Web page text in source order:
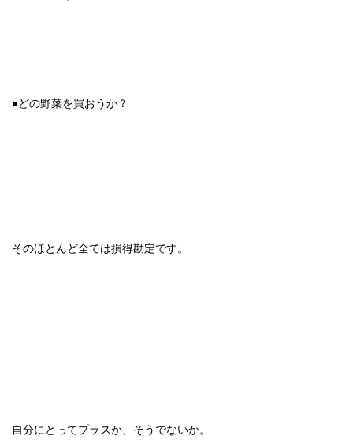
●どの野菜を買おうか？
そのほとんど全ては損得勘定です。
自分にとってプラスか、そうでないか。